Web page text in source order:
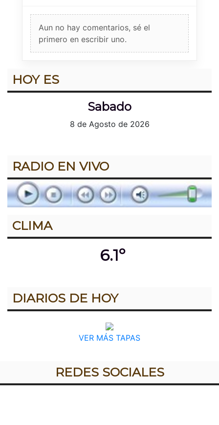
Aun no hay comentarios, sé el
primero en escribir uno.
HOY ES
Sabado
8 de Agosto de 2026
RADIO EN VIVO
CLIMA
6.1º
DIARIOS DE HOY
VER MÁS TAPAS
REDES SOCIALES